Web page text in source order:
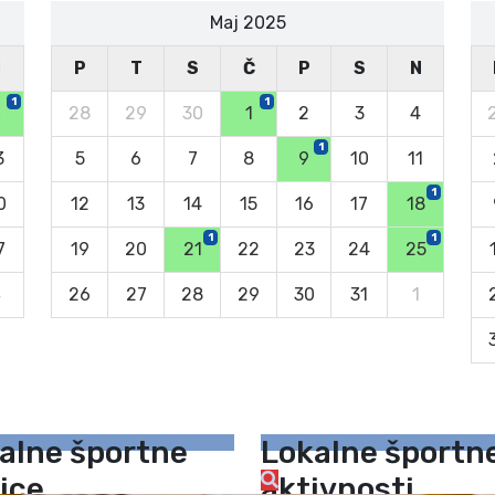
1
Maj 2025
P T S Č P S N
28 29 30 1
1
2 3 4
5 6 7 8 9
1
10 11
12 13 14 15 16 17 18
1
19 20 21
1
22 23 24 25
1
26 27 28 29 30 31 1
športne
Lokalne